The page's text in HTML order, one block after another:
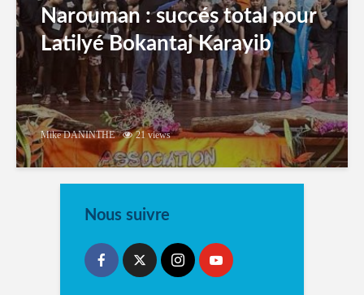
Narouman : succés total pour
Latilyé Bokantaj Karayib
Mike DANINTHE 21 views
Nous suivre